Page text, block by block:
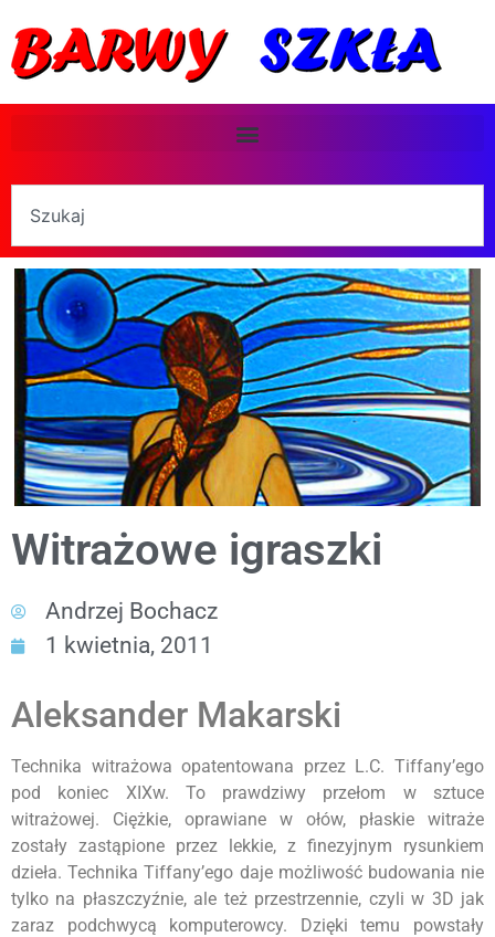
Witrażowe igraszki
Andrzej Bochacz
1 kwietnia, 2011
Aleksander Makarski
Technika witrażowa opatentowana przez L.C. Tiffany’ego
pod koniec XIXw. To prawdziwy przełom w sztuce
witrażowej. Ciężkie, oprawiane w ołów, płaskie witraże
zostały zastąpione przez lekkie, z finezyjnym rysunkiem
dzieła. Technika Tiffany’ego daje możliwość budowania nie
tylko na płaszczyźnie, ale też przestrzennie, czyli w 3D jak
zaraz podchwycą komputerowcy. Dzięki temu powstały